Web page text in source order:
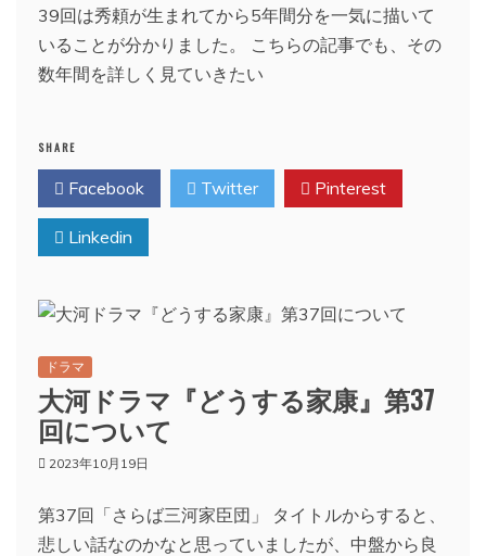
39回は秀頼が生まれてから5年間分を一気に描いて
いることが分かりました。 こちらの記事でも、その
数年間を詳しく見ていきたい
SHARE
Facebook Twitter Pinterest
Linkedin
ドラマ
大河ドラマ『どうする家康』第37
回について
2023年10月19日
第37回「さらば三河家臣団」 タイトルからすると、
悲しい話なのかなと思っていましたが、中盤から良